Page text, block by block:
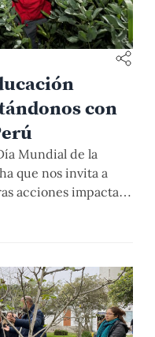
con
Mundial de la
que nos invita a
acciones impactan
de manera
[…]